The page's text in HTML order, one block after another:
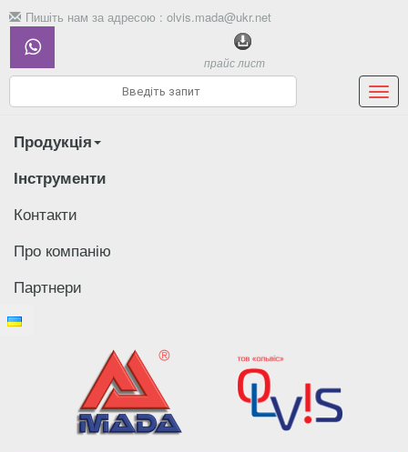
Пишіть нам за адресою : olvis.mada@ukr.net
прайс лист
Продукція
Інструменти
Контакти
Про компанію
Партнери